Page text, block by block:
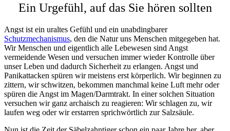
Ein Urgefühl, auf das Sie hören sollten
Angst ist ein uraltes Gefühl und ein unabdingbarer
Schutzmechanismus, den die Natur uns Menschen mitgegeben hat.
Wir Menschen und eigentlich alle Lebewesen sind Angst
vermeidende Wesen und versuchen immer wieder Kontrolle über
unser Leben und dadurch Sicherheit zu erlangen. Angst und
Panikattacken spüren wir meistens erst körperlich. Wir beginnen zu
zittern, wir schwitzen, bekommen manchmal keine Luft mehr oder
spüren die Angst im Magen/Darmtrakt. In einer solchen Situation
versuchen wir ganz archaisch zu reagieren: Wir schlagen zu, wir
laufen weg oder wir erstarren sprichwörtlich zur Salzsäule.